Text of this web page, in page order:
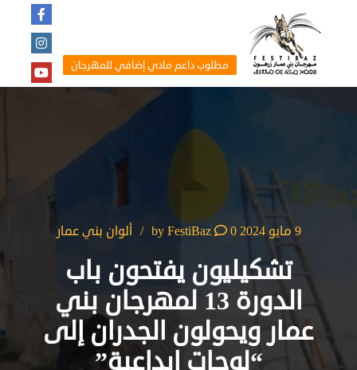
مطلوب داعم مادي إضافي للمهرجان
9 مايو 2024 by
FestiBaz 0 ألوان بني عمار
تشكيليون يفتحون باب
الدورة 13 لمهرجان بني
عمار ويحولون الجدران إلى
“لوحات إبداعية”